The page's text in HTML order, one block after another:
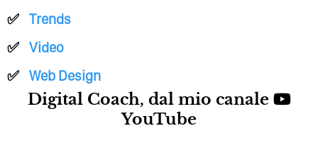
Trends
Video
Web Design
Digital Coach, dal mio canale
YouTube